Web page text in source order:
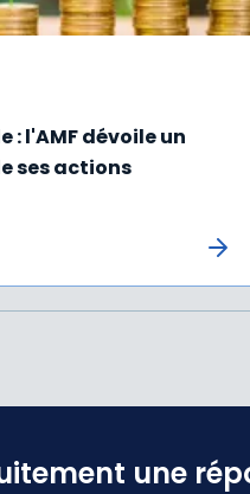
: l'AMF dévoile un
ses actions
une